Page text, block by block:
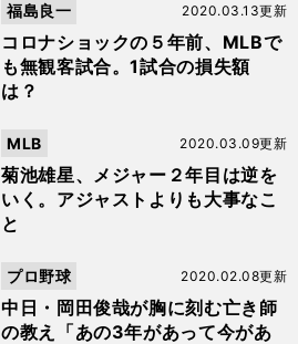
コロナショックの５年前、MLBで
も無観客試合。1試合の損失額
は？
2020.03.13更新
福島良一
菊池雄星、メジャー２年目は逆を
いく。アジャストよりも大事なこ
と
2020.03.09更新
MLB
中日・岡田俊哉が胸に刻む亡き師
の教え「あの3年があって今があ
2020.02.08更新
プロ野球